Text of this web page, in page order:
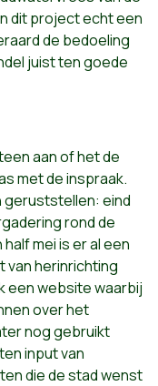
dit project echt een
de bedoeling
juist ten goede
aan of het de
met de inspraak.
geruststellen: eind
rond de
mei is er al een
herinrichting
een website waarbij
over het
nog gebruikt
input van
die de stad wenst